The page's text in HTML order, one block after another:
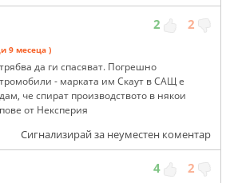
2 2
9 месеца )
да ги спасяват. Погрешно
- марката им Скаут в САЩ е
че спират производството в някои
от Нексперия
Сигнализирай за неуместен коментар
4 2